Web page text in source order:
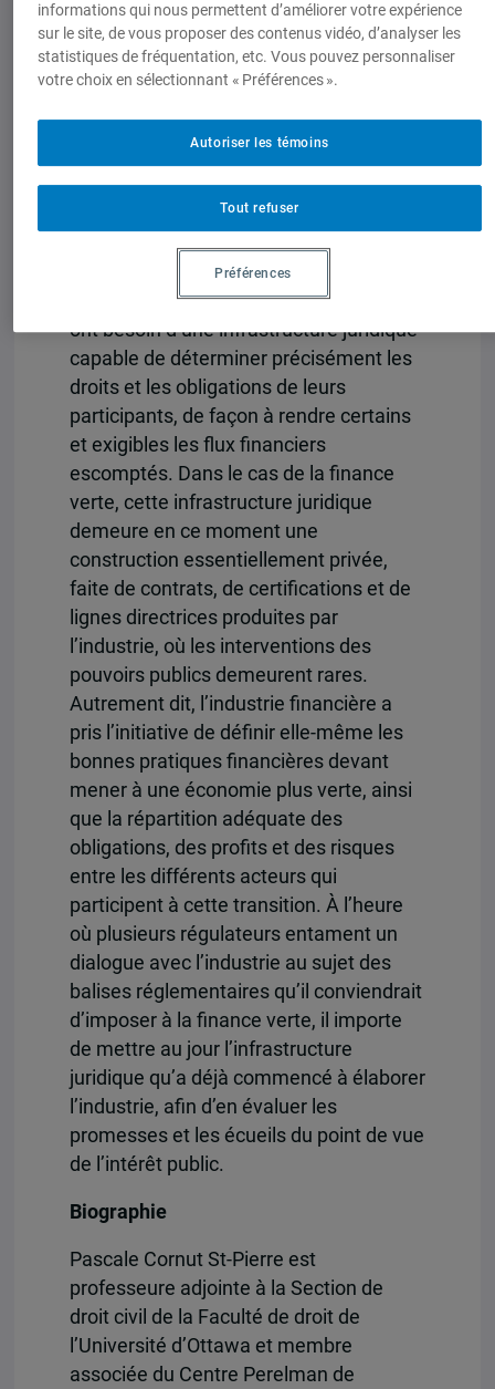
création d’une panoplie de nouveaux
instruments financiers, censés
permettre aux acteurs du marché de
changements climatiques et de
canaliser les investissements dans des
projets ayant des retombées positives
sur l’environnement. Pour se développer,
les marchés d’instruments financiers
ont besoin d’une infrastructure juridique
capable de déterminer précisément les
droits et les obligations de leurs
participants, de façon à rendre certains
et exigibles les flux financiers
escomptés. Dans le cas de la finance
verte, cette infrastructure juridique
demeure en ce moment une
construction essentiellement privée,
faite de contrats, de certifications et de
lignes directrices produites par
l’industrie, où les interventions des
pouvoirs publics demeurent rares.
Autrement dit, l’industrie financière a
pris l’initiative de définir elle-même les
bonnes pratiques financières devant
mener à une économie plus verte, ainsi
que la répartition adéquate des
obligations, des profits et des risques
entre les différents acteurs qui
participent à cette transition. À l’heure
où plusieurs régulateurs entament un
dialogue avec l’industrie au sujet des
balises réglementaires qu’il conviendrait
d’imposer à la finance verte, il importe
de mettre au jour l’infrastructure
juridique qu’a déjà commencé à élaborer
l’industrie, afin d’en évaluer les
promesses et les écueils du point de vue
de l’intérêt public.
Biographie
Pascale Cornut St-Pierre est
professeure adjointe à la Section de
droit civil de la Faculté de droit de
l’Université d’Ottawa et membre
associée du Centre Perelman de
informations qui nous permettent d’améliorer votre expérience
sur le site, de vous proposer des contenus vidéo, d’analyser les
statistiques de fréquentation, etc. Vous pouvez personnaliser
votre choix en sélectionnant « Préférences ».
Tout refuser
Autoriser les témoins
Préférences